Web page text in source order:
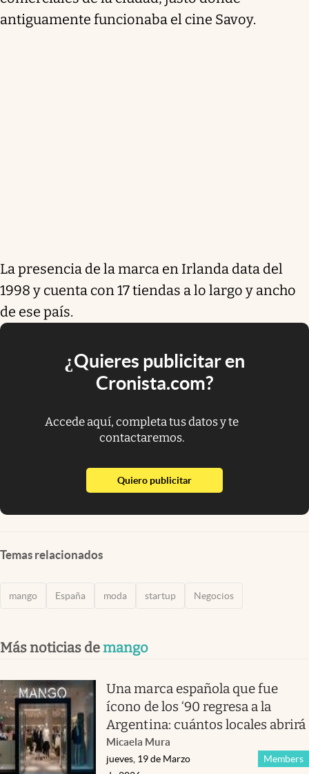
antiguamente funcionaba el cine Savoy.
La presencia de la marca en Irlanda data del
1998 y cuenta con 17 tiendas a lo largo y ancho
de ese país.
¿Quieres publicitar en
Cronista.com?
Accede aquí, completa tus datos y te
contactaremos.
Quiero publicitarabre en nueva pestaña
Temas relacionados
mango España moda startup Negocios
Más noticias demango
Una marca española que fue
ícono de los ‘90 regresa a la
Argentina: cuántos locales abrirá
Micaela Mura
Members
jueves, 19 de Marzo